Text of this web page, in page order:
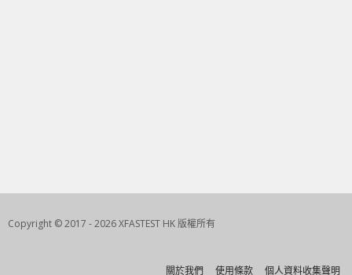
Copyright © 2017 - 2026 XFASTEST HK 版權所有
關於我們 使用條款 個人資料收集聲明